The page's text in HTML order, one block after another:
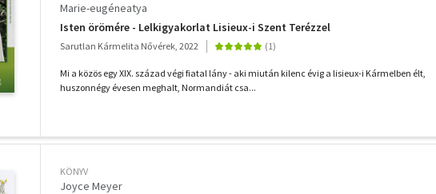
Marie-eugéneatya
Isten örömére - Lelkigyakorlat Lisieux-i Szent Terézzel
Sarutlan Kármelita Nővérek, 2022
Mi a közös egy XIX. század végi fiatal lány - aki miután kilenc évig a lisieux-i Kármelben élt,
huszonnégy évesen meghalt, Normandiát csa...
KÖNYV
Joyce Meyer